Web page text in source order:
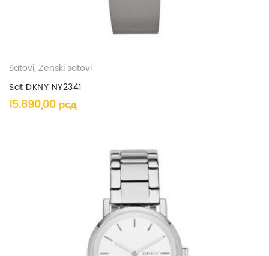
Satovi, Ženski satovi
Sat DKNY NY2341
15.890,00 рсд